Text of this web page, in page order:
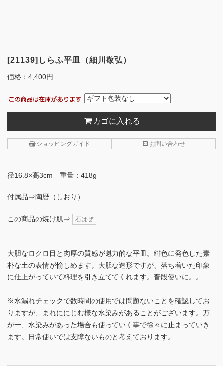
[21139]しらふ平皿（細川敬弘）
価格： 4,400円
カゴに入れる
ショッピングガイド お問い合わせ
径16.8×高3cm 重量：418g
付属品⇒陶暦（しおり）
この商品の焼け肌⇒ 石はぜ
大胆なロクロ目と肉厚の質感が魅力的な平皿。緋色に発色した素
朴な土の表情が愉しめます。大胆な造形ですが、落ち着いた印象
に仕上がっていて料理を引き立ててくれます。普段使いに。。
※水漏れチェックで数時間の使用では問題ないことを確認してお
りますが、まれににじむ様な水染みがあることがございます。万
が一、水染みがあった場合も使っていく事で徐々に止まっていき
ます。日常使いでは支障ないものと考えております。